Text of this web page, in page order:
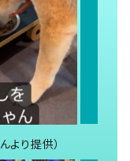
り提供）